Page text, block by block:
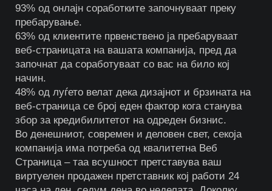
93% од онлајн соработките започнуваат преку
пребарување.
63% од клиентите првенствено ја пребаруваат
веб-страницата на вашата компанија, пред да
започнат да соработуваат со вас на било кој
начин.
48% од луѓето велат дека дизајнот и брзината на
веб-страница се број еден фактор кога станува
збор за кредибилитетот на одреден бизнис.
Во денешниот, современ и деловен свет, секоја
компанија има потреба од квалитетна Веб
Страница – таа всушност претставува ваш
виртуелен продажен претставник кој работи 24